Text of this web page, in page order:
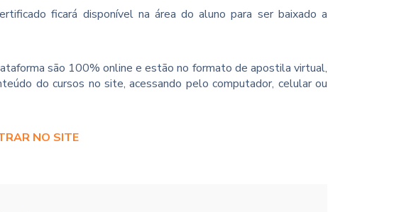
ficará disponível na área do aluno para ser baixado a
são 100% online e estão no formato de apostila virtual,
do cursos no site, acessando pelo computador, celular ou
NO SITE